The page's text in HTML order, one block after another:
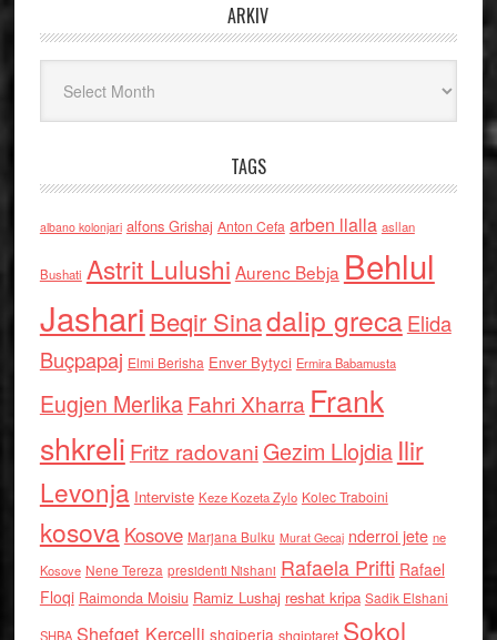
ARKIV
TAGS
albano kolonjari alfons Grishaj Anton Cefa arben llalla asllan
Bushati Astrit Lulushi Aurenc Bebja Behlul
Jashari Beqir Sinadalip grecaElida
Buçpapaj Elmi Berisha Enver Bytyci Ermira Babamusta
Eugjen MerlikaFahri Xharra Frank
shkreli Fritz radovaniGezim Llojdia Ilir
Levonja Interviste Keze Kozeta Zylo Kolec Traboini
kosova Kosove Marjana Bulku Murat Gecaj nderroi jete ne
Kosove Nene Tereza presidenti Nishani Rafaela Prifti Rafael
Floqi Raimonda Moisiu Ramiz Lushaj reshat kripa Sadik Elshani
SHBA Shefqet Kercelli shqiperia shqiptaret Sokol